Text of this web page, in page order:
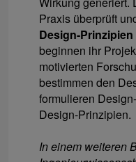
Praxis überprüft
Design-Prinzipien
beginnen ihr
motivierten
bestimmen den
formulieren
Design-Prinzipien.
In einem weiteren